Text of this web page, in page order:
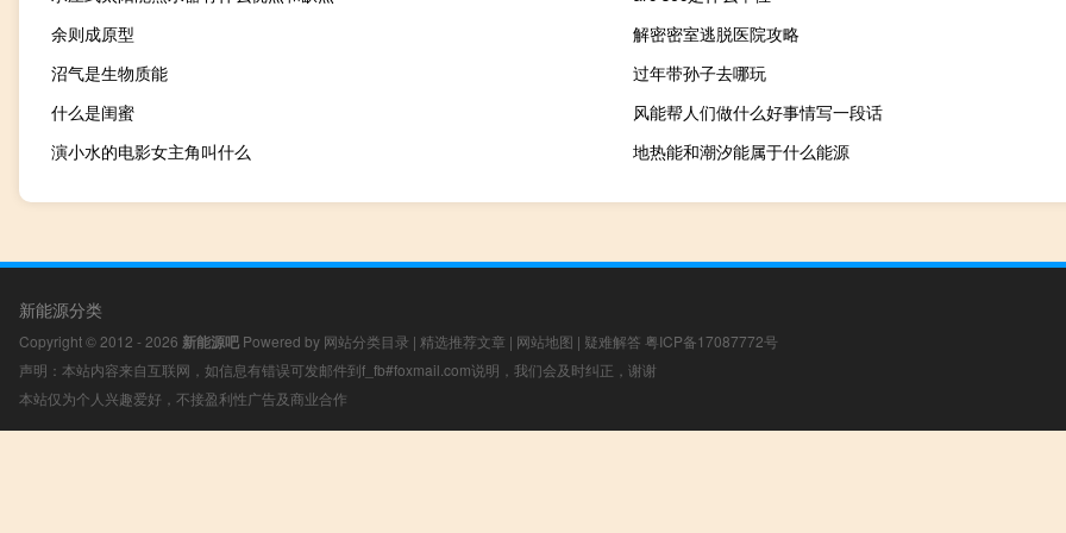
余则成原型
解密密室逃脱医院攻略
沼气是生物质能
过年带孙子去哪玩
什么是闺蜜
风能帮人们做什么好事情写一段话
演小水的电影女主角叫什么
地热能和潮汐能属于什么能源
新能源分类
Copyright © 2012 - 2026 新能源吧 Powered by 网站分类目录 | 精选推荐文章 | 网站地图 | 疑难解答 粤ICP备17087772号
声明：本站内容来自互联网，如信息有错误可发邮件到f_fb#foxmail.com说明，我们会及时纠正，谢谢
本站仅为个人兴趣爱好，不接盈利性广告及商业合作